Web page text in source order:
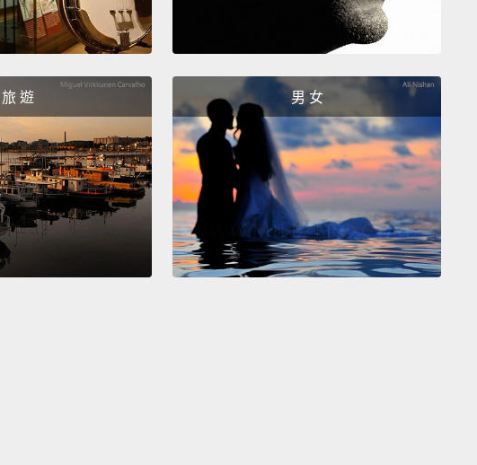
Not everything is about me, okay?
Right now I want to
focus on others and how I can use them to my advantage.
又不是只能許跟自己有關的新希望，好嗎？我現在想專注在他
人身上，還有我怎麼利用他們。
Okay. Well, it just so happens that my new year's
resolution is to do a good deed daily. So today, I'm going
to start by returning all of the stuff that you've stolen,
including these.
好吧。恰巧的是，我的新年新希望是每天做一件好事。所以今
旅 遊 男 女